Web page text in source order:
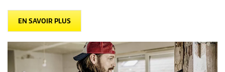
EN SAVOIR PLUS